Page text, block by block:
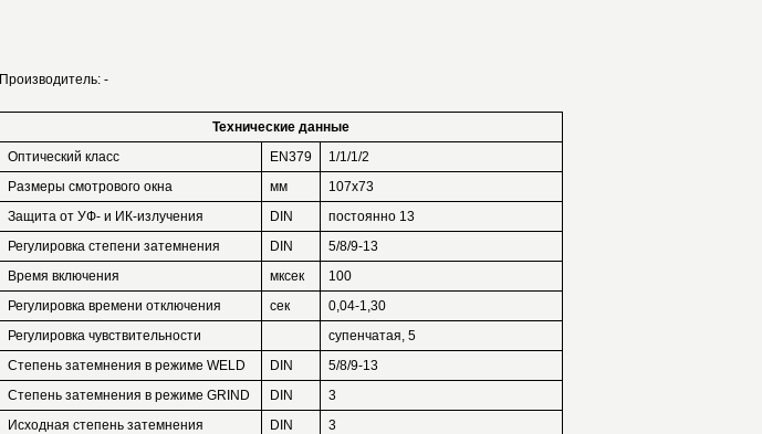
Производитель: -
Технические данные
Оптический класс
EN379
1/1/1/2
Размеры смотрового окна
мм
107х73
Защита от УФ- и ИК-излучения
DIN
постоянно 13
Регулировка степени затемнения
DIN
5/8/9-13
Время включения
мксек
100
Регулировка времени отключения
сек
0,04-1,30
Регулировка чувствительности
супенчатая, 5
Степень затемнения в режиме WELD
DIN
5/8/9-13
Степень затемнения в режиме GRIND
DIN
3
Исходная степень затемнения
DIN
3